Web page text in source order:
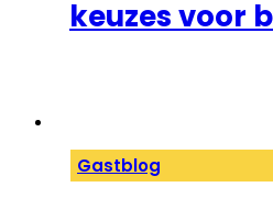
keuzes voor
Gastblog